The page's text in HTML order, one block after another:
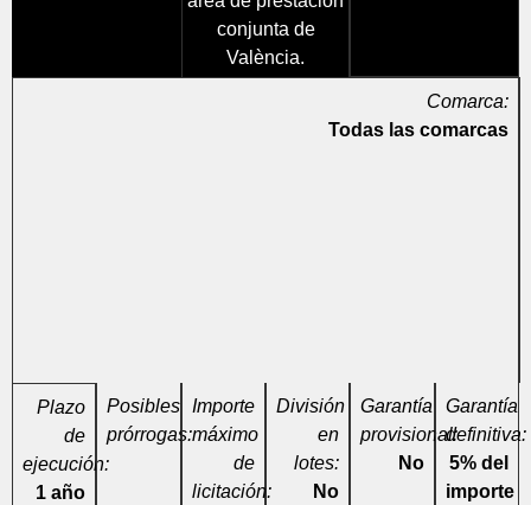
conjunta de
València.
Comarca:
Todas las comarcas
Plazo
de
ejecución:
1 año
Posibles
prórrogas:
Importe
máximo
de
licitación:
División
en
lotes:
No
Garantía
provisional:
No
Garantía
definitiva:
5% del
importe